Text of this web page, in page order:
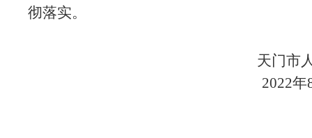
彻落实。
天门市
2022年